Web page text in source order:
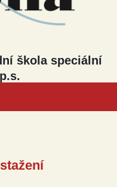
škola speciální